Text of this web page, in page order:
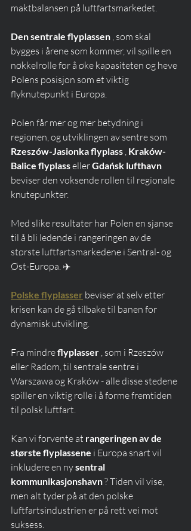
maktbalansen på luftfartsmarkedet.
Den sentrale flyplassen , som skal
bygges i årene som kommer, vil spille en
nøkkelrolle for å øke kapasiteten og heve
Polens posisjon som et viktig
flyknutepunkt i Europa.
Polen får mer og mer betydning i
regionen, og utviklingen av sentre som
Rzeszów-Jasionka flyplass Kraków-
Balice flyplass eller Gdańsk lufthavn
beviser den voksende rollen til regionale
knutepunkter.
Med slike resultater har Polen en sjanse
til å bli ledende i rangeringen av de
største luftfartsmarkedene i Sentral- og
Øst-Europa. ✈️
Polske flyplasser beviser at selv etter
krisen kan de gå tilbake til banen for
dynamisk utvikling.
Fra mindre flyplasser , som i Rzeszów
eller Radom, til sentrale sentre i
Warszawa og Kraków - alle disse stedene
spiller en viktig rolle i å forme fremtiden
til polsk luftfart.
Kan vi forvente at rangeringen av de
største flyplassene i Europa snart vil
inkludere en ny sentral
kommunikasjonshavn ? Tiden vil vise,
men alt tyder på at den polske
luftfartsindustrien er på rett vei mot
suksess.